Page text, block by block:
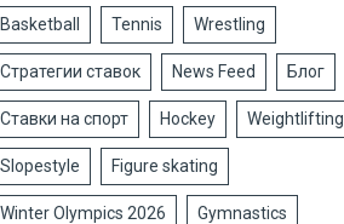
Basketball Tennis Wrestling
Стратегии ставок News Feed Блог
Ставки на спорт Hockey Weightlifting
Slopestyle Figure skating
Winter Olympics 2026 Gymnastics